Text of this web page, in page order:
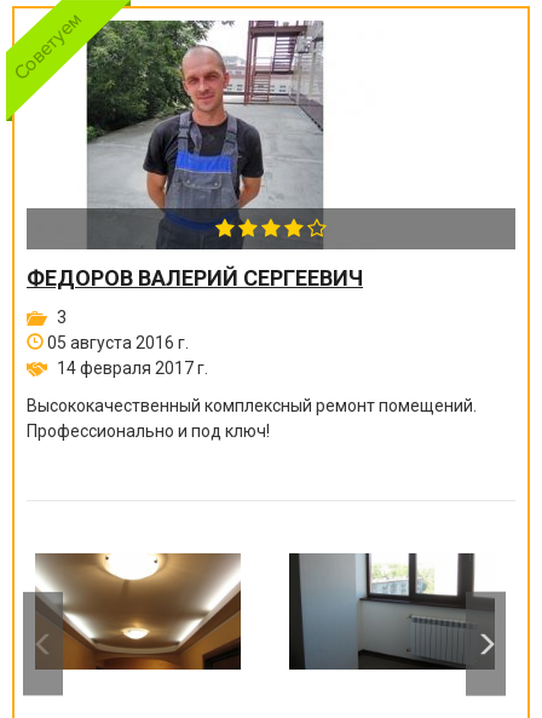
ФЕДОРОВ ВАЛЕРИЙ СЕРГЕЕВИЧ
3
05 августа 2016 г.
14 февраля 2017 г.
Высококачественный комплексный ремонт помещений.
Профессионально и под ключ!